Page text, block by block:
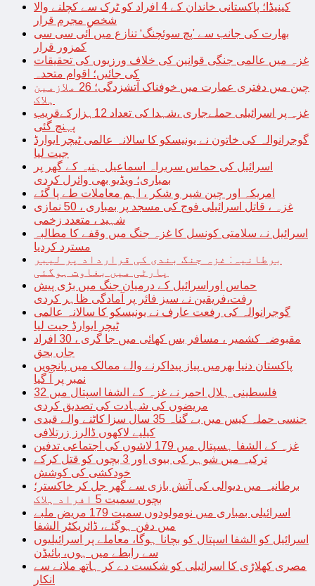
کینیڈا؛ پاکستانی خاندان کے 4 افراد کو ٹرک سے کچلنے والا
شخص مجرم قرار
بھارت کی جانب سے ’پچ سوئچنگ‘ تنازع میں آئی سی سی
کمزور قرار
غزہ میں عالمی جنگی قوانین کی خلاف ورزیوں کی تحقیقات
کی جائیں؛ اقوام متحدہ
چین میں دفتری عمارت میں خوفناک آتشزدگی؛ 26 ملازمین
ہلاک
غزہ پر اسرائیلی حملےجاری ،شہدا کی تعداد 12ہزارکےقریب
پہنچ گئی
گوجرانوالہ کی خاتون نے یونیسکو کا سالانہ عالمی ٹیچر ایوارڈ
جیت لیا
اسرائیل کی حماس سربراہ اسماعیل ہنیہ کے گھر پر
بمباری؛ ویڈیو بھی وائرل کردی
امریکہ اور چین شیر و شکر ، اہم معاملات طے پا گئے
غزہ ، قاتل اسرائیلی فوج کی مسجد پر بمباری ، 50 نمازی
شہید ، متعدد زخمی
اسرائیل نے سلامتی کونسل کا غزہ جنگ میں وقفے کا مطالبہ
مسترد کردیا
برطانیہ: غزہ جنگ بندی کی قرارداد پر لیبر
پارٹی میں بغاوت ہوگئی
حماس اوراسرائیل کے درمیان جنگ میں بڑی پیش
رفت،فریقین نے سیز فائر پر آمادگی ظاہر کردی
گوجرانوالہ کی رفعت عارف نے یونیسکو کا سالانہ عالمی
ٹیچر ایوارڈ جیت لیا
مقبوضہ کشمیر ، مسافر بس کھائی میں جا گری ، 30 افراد
جاں بحق
پاکستان دنیا بھرمیں پیاز پیداکرنے والے ممالک میں پانچویں
نمبر پر آ گیا
فلسطینی ہلال احمر نے غزہ کے الشفا اسپتال میں 32
مریضوں کی شہادت کی تصدیق کردی
جنسی حملہ کیس میں بے گناہ 35 سال سزا کاٹنے والے قیدی
کیلیے لاکھوں ڈالرز زرتلافی
غزہ کے الشفا ہسپتال میں 179 لاشوں کی اجتماعی تدفین
ترکیہ میں شوہر کی بیوی اور 3 بچوں کو قتل کرکے
خودکشی کی کوشش
برطانیہ میں دیوالی کی آتش بازی سے گھر جل کر خاکستر؛
بچوں سمیت 5 افراد ہلاک
اسرائیلی بمباری میں نومولودوں سمیت 179 مریض ملبے
میں دفن ہوگئے، ڈائریکٹر الشفا
اسرائیل کو الشفا اسپتال کو بچانا ہوگا، معاملے پر اسرائیلیوں
سے رابطے میں ہوں، بائیڈن
مصری کھلاڑی کا اسرائیلی کو شکست دے کر ہاتھ ملانے سے
انکار